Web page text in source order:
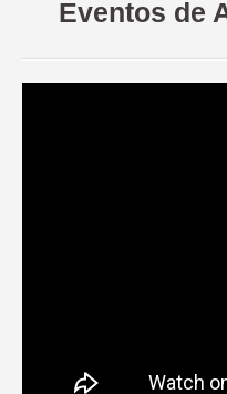
Eventos de